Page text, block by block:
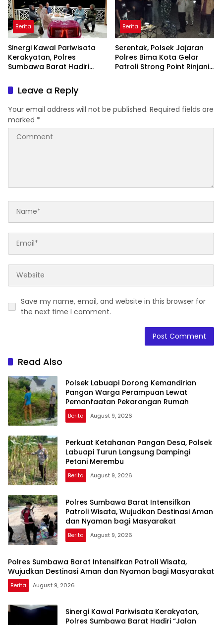
Berita
Sinergi Kawal Pariwisata
Kerakyatan, Polres
Sumbawa Barat Hadiri
Sharing Pengelolaan
Pariwisata Bendungan Tiu
Berita
Serentak, Polsek Jajaran
Polres Bima Kota Gelar
Patroli Strong Point Rinjani
Leave a Reply
Your email address will not be published. Required fields are
marked *
Save my name, email, and website in this browser for
the next time I comment.
Read Also
Polsek Labuapi Dorong Kemandirian
Pangan Warga Perampuan Lewat
Pemanfaatan Pekarangan Rumah
Berita August 9, 2026
Perkuat Ketahanan Pangan Desa, Polsek
Labuapi Turun Langsung Dampingi
Petani Merembu
Berita August 9, 2026
Polres Sumbawa Barat Intensifkan
Patroli Wisata, Wujudkan Destinasi Aman
dan Nyaman bagi Masyarakat
Berita August 9, 2026
Polres Sumbawa Barat Intensifkan Patroli Wisata,
Wujudkan Destinasi Aman dan Nyaman bagi Masyarakat
Berita August 9, 2026
Sinergi Kawal Pariwisata Kerakyatan,
Polres Sumbawa Barat Hadiri “Jalan